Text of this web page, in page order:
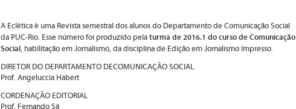
A Eclética é uma Revista semestral dos alunos do Departamento de Comunicação Social
da PUC-Rio. Esse número foi produzido pela turma de 2016.1 do curso de Comunicação
Social, habilitação em Jornalismo, da disciplina de Edição em Jornalismo Impresso.
DIRETOR DO DEPARTAMENTO DECOMUNICAÇÃO SOCIAL
Prof. Angeluccia Habert
CORDENAÇÃO EDITORIAL
Prof. Fernando Sá